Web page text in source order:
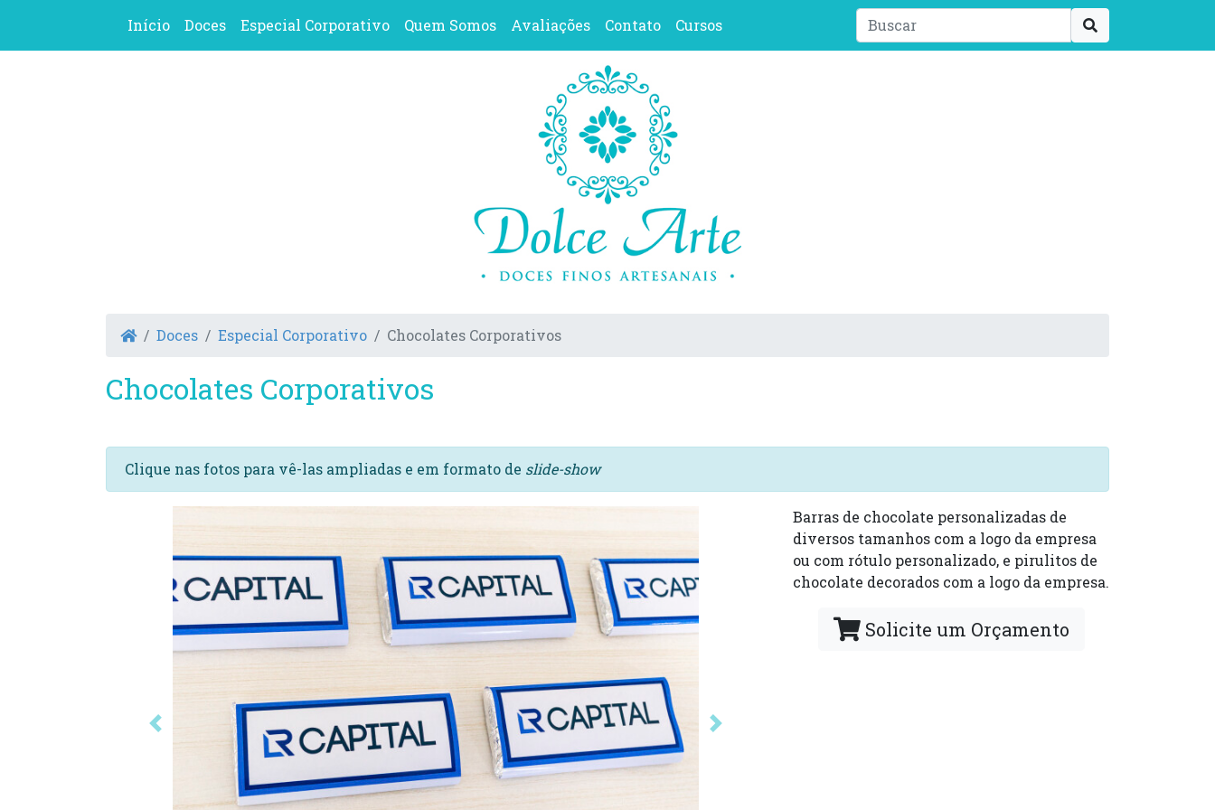
Início Doces Especial Corporativo Quem Somos Avaliações Contato Cursos
Doces Especial Corporativo Chocolates Corporativos
Chocolates Corporativos
Clique nas fotos para vê-las ampliadas e em formato de slide-show
Anterior Próxima
Barras de chocolate personalizadas de
diversos tamanhos com a logo da empresa
ou com rótulo personalizado, e pirulitos de
chocolate decorados com a logo da empresa.
Solicite um Orçamento